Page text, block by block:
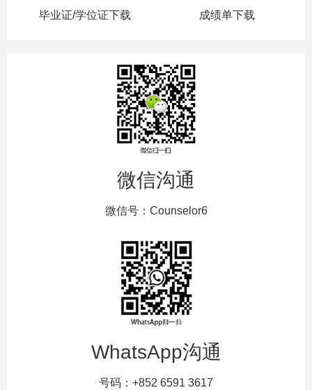
毕业证/学位证下载 成绩单下载
微信沟通
微信号：Counselor6
WhatsApp沟通
号码：+852 6591 3617